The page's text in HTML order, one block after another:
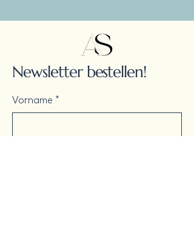
Newsletter bestellen!
Vorname *